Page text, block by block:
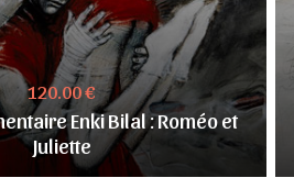
120.00 €
Enki Bilal : Roméo et
Juliette